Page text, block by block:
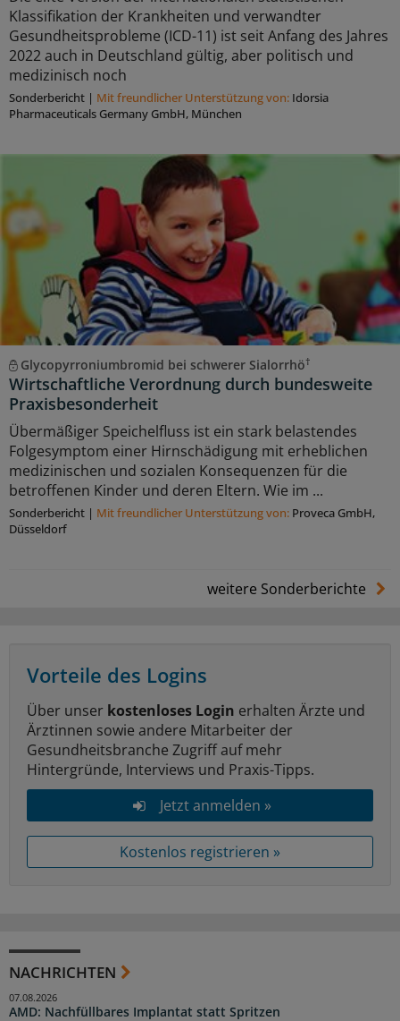
Klassifikation der Krankheiten und verwandter
Gesundheitsprobleme (ICD-11) ist seit Anfang des Jahres
2022 auch in Deutschland gültig, aber politisch und
medizinisch noch
Sonderbericht | Mit freundlicher Unterstützung von: Idorsia
Pharmaceuticals Germany GmbH, München
Glycopyrroniumbromid bei schwerer Sialorrhö†
Wirtschaftliche Verordnung durch bundesweite
Praxisbesonderheit
Übermäßiger Speichelfluss ist ein stark belastendes
Folgesymptom einer Hirnschädigung mit erheblichen
medizinischen und sozialen Konsequenzen für die
betroffenen Kinder und deren Eltern. Wie im ...
Sonderbericht | Mit freundlicher Unterstützung von: Proveca GmbH,
Düsseldorf
weitere Sonderberichte
Vorteile des Logins
Über unser kostenloses Login erhalten Ärzte und
Ärztinnen sowie andere Mitarbeiter der
Gesundheitsbranche Zugriff auf mehr
Hintergründe, Interviews und Praxis-Tipps.
Jetzt anmelden »
Kostenlos registrieren »
NACHRICHTEN
AMD: Nachfüllbares Implantat statt Spritzen
07.08.2026